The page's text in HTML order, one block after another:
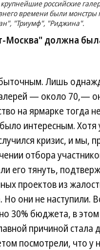
российские
времени были
"Триумф", "Риджина".
Москва" должна
Лишь
— около 70,—
на ярмарке тогда
интересным. Хотя
кризис, и мы,
отбора
его тянуть,
проектов из
они не наступили.
30% бюджета, в этом
причиной стала
посмотрели, что у